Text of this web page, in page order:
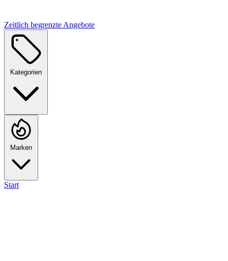
Zeitlich begrenzte Angebote
Kategorien
Marken
Start